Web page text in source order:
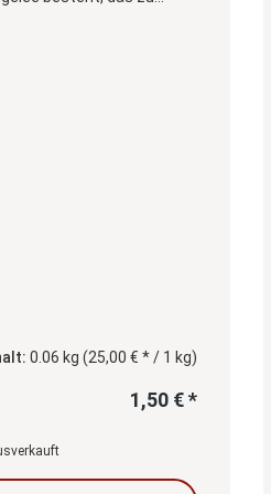
Wert ein oder
0.06 kg (25,00 € * / 1 kg)
1,50 € *